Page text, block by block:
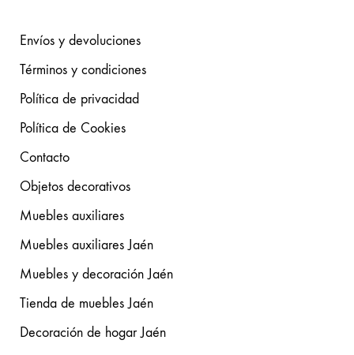
Envíos y devoluciones
Términos y condiciones
Política de privacidad
Política de Cookies
Contacto
Objetos decorativos
Muebles auxiliares
Muebles auxiliares Jaén
Muebles y decoración Jaén
Tienda de muebles Jaén
Decoración de hogar Jaén